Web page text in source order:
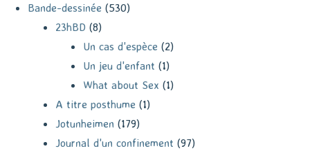
Bande-dessinée (530)
23hBD (8)
Un cas d'espèce (2)
Un jeu d'enfant (1)
What about Sex (1)
A titre posthume (1)
Jotunheimen (179)
Journal d'un confinement (97)